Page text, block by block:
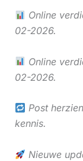
Online
02-2026.
Online
02-2026.
Post
kennis.
Nieuwe